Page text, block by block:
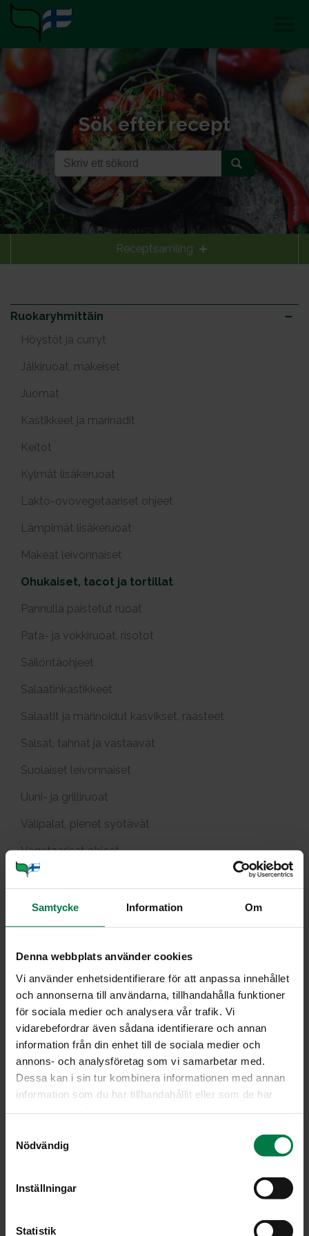
Samtycke Information Om
Denna webbplats använder cookies
Vi använder enhetsidentifierare för att anpassa innehållet
och annonserna till användarna, tillhandahålla funktioner
för sociala medier och analysera vår trafik. Vi
vidarebefordrar även sådana identifierare och annan
information från din enhet till de sociala medier och
annons- och analysföretag som vi samarbetar med.
Dessa kan i sin tur kombinera informationen med annan
information som du har tillhandahållit eller som de har
Nödvändig
Inställningar
Statistik
Sök efter recept
Receptsamling
Ruokaryhmittäin
Höystöt ja curryt
Jälkiruoat, makeiset
Juomat
Kastikkeet ja marinadit
Keitot
Kylmät lisäkeruoat
Lakto-ovovegetaariset ohjeet
Lämpimät lisäkeruoat
Makeat leivonnaiset
Ohukaiset, tacot ja tortillat
Pannulla paistetut ruoat
Pata- ja vokkiruoat, risotot
Säilöntäohjeet
Salaatinkastikkeet
Salaatit ja marinoidut kasvikset, raasteet
Salsat, tahnat ja vastaavat
Suolaiset leivonnaiset
Uuni- ja grilliruoat
Välipalat, pienet syötävät
Vegetaariset ohjeet
Pääraaka-aineittain
Ohu­kai­set, ta­cot ja tor­til­lat
Reseptejä: 8
cot
tei­set pork­ka­na­tor­til­lat